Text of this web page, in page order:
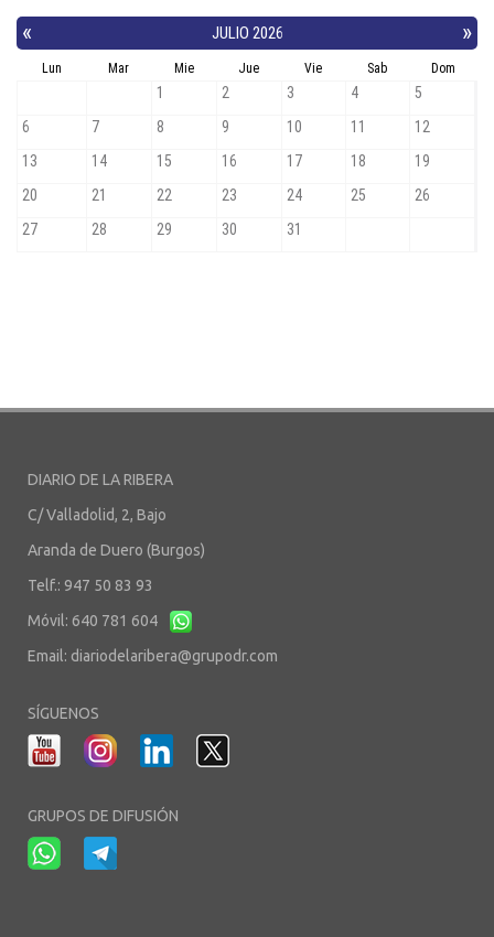
DIARIO DE LA RIBERA
C/ Valladolid, 2, Bajo
Aranda de Duero (Burgos)
Telf.: 947 50 83 93
Móvil: 640 781 604
Email: diariodelaribera@grupodr.com
SÍGUENOS
GRUPOS DE DIFUSIÓN